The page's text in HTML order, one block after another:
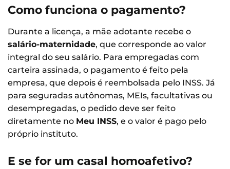
Como funciona o pagamento?
Durante a licença, a mãe adotante recebe o
salário-maternidade, que corresponde ao valor
integral do seu salário. Para empregadas com
carteira assinada, o pagamento é feito pela
empresa, que depois é reembolsada pelo INSS. Já
para seguradas autônomas, MEIs, facultativas ou
desempregadas, o pedido deve ser feito
diretamente no Meu INSS, e o valor é pago pelo
próprio instituto.
E se for um casal homoafetivo?